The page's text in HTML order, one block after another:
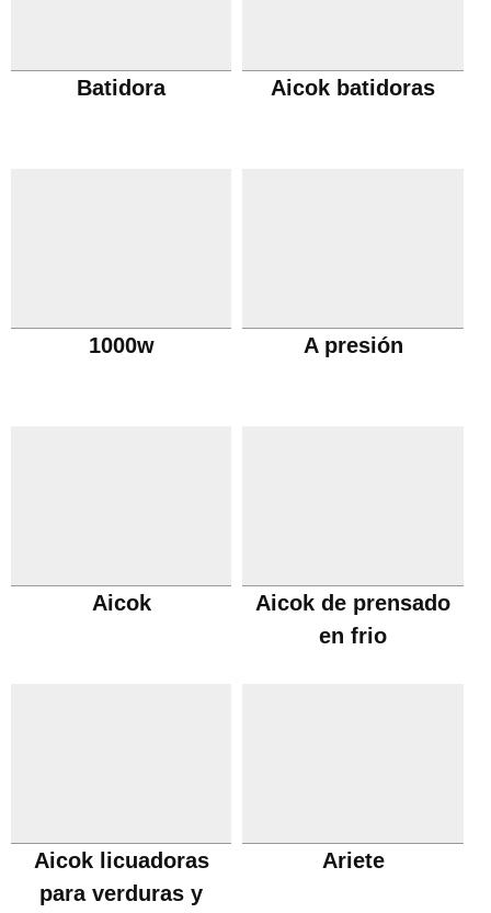
Batidora Aicok batidoras
1000w A presión
Aicok
Aicok de prensado
en frio
Aicok licuadoras
para verduras y
Ariete